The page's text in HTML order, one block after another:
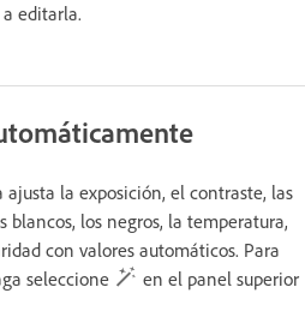
editarla.
la exposición, el contraste, las
blancos, los negros, la temperatura,
con valores automáticos. Para
seleccione
en el panel superior